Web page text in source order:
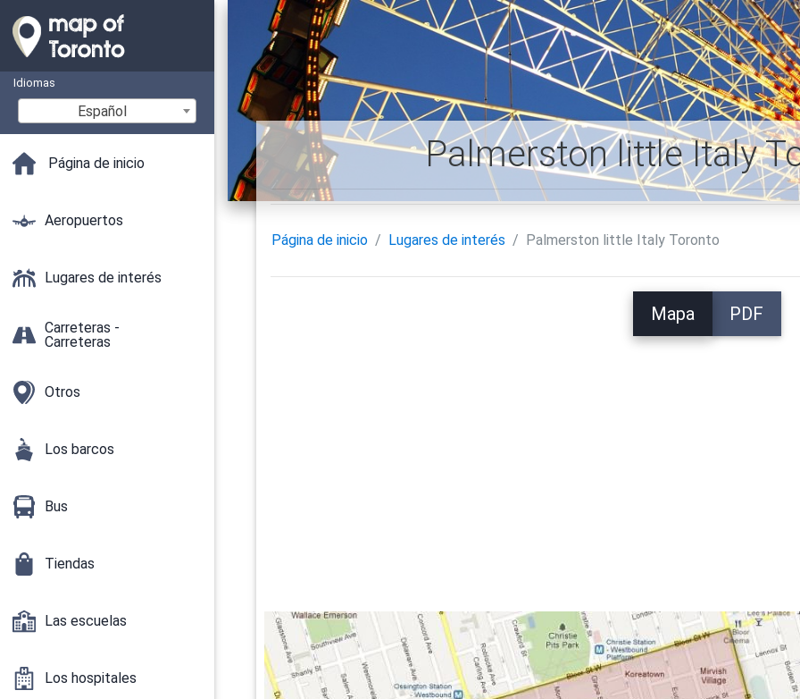
Idiomas
Español
Página de inicio
Aeropuertos
Lugares de interés
Carreteras -
Carreteras
Otros
Los barcos
Bus
Tiendas
Las escuelas
Los hospitales
Palmerston little Italy
Página de inicio Lugares de interés Palmerston little Italy Toronto
Mapa PDF